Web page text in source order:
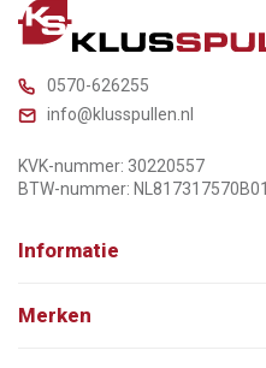
0570-626255
info@klusspullen.nl
KVK-nummer: 30220557
BTW-nummer: NL817317570B01
Informatie
Merken